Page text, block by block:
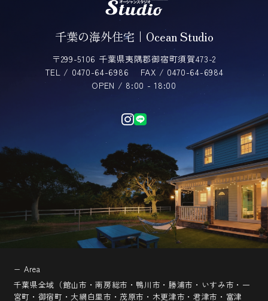
千葉の海外住宅｜Ocean Studio
〒299-5106 千葉県夷隅郡御宿町須賀473-2
TEL / 0470-64-6986
FAX / 0470-64-6984
OPEN / 8:00 - 18:00
− Area
千葉県全域（館山市・南房総市・鴨川市・勝浦市・いすみ市・一
宮町・御宿町・大網白里市・茂原市・木更津市・君津市・富津